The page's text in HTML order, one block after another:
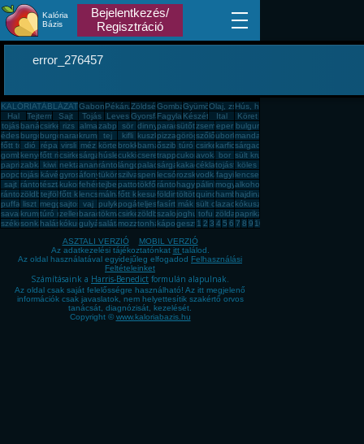
Kalória
Bázis
Bejelentkezés/
Regisztráció
error_276457
KALÓRIATÁBLÁZATGabona, mag, örlemény
Pékáru, édesség, sütemény, rágcsa, tészta
Zöldség, fűszer
GombaGyümölcsOlaj, zsíradékHús, húskészítmény
Hal
TejtermékSajt Tojás Leves Gyorsfagyasztott, dobozos, konzerv étel
Fagylalt, jégkrém
Készétel Ital
Köret
tojás banáncsirkemell
rizs alma zabpehely
sör dinnyeparadicsom
sütőtökzsemleeper bulgur
édesburgonya
burgonyaburgonyanarancskrumplitej kifli kuszkusz
pizzagörögdinnye
szőlőuborkamandarin
főtt tojás
dió répa virsli méz körte brokkolibarnarizsőszibarack
túró csirkecomb
karfiolsárgadinnye
gombakenyérfőtt rizscsirkemájsárgarépa
húslevescukkinicseresznyetrappista sajt
cukoravokádó
bor sült krumpli
paprikazabkása
kiwi nektarinananászrántott hús
lángospalacsintasárgabarack
kakaós csiga
céklatojásfehérje
köles
popcorntojásrántotta
kávégyrosáfonyatükörtojás
szilvaspenótlecsórozskenyér
vodkafagyi lencse
sajt rántott csirkemell
tésztakukoricafehér kenyér
tejbegrízpattogatott kukorica
tökfőzelék
rántottahagymapálinkamogyoróalkohol
rántott sajt
zöldbabtejfölfőtt kukorica
lencsefőzelék
málnafőtt krumpli
kesudióföldimogyoró
töltött káposzta
quinoahamburger
hajdina
puffasztott rizs
liszt meggysajtos pogácsa
vaj pulykamell
pogácsateljes kiőrlésû kenyér
fasírt mák sült csirkecomb
lazackókuszzsír
savanyú káposzta
krumplipüré
túró rudizellerbaracktökmagcsirkemell sonka
zöldbabfőzelék
szalonnajoghurttofu zöldalmapaprikás krumpli
székelykáposzta
sonkahalászlékókuszreszelék
gulyásleves
salátamozzarella
tonhalkáposztagesztenye
1 2 3 4 5 6 7 8 9 10
ASZTALI VERZIÓ
MOBIL VERZIÓ
Az adatkezelési tájékoztatónkat itt találod.
Az oldal használatával egyidejűleg elfogadod Felhasználási
Feltételeinket
Számításaink a Harris-Benedict formulán alapulnak.
Az oldal csak saját felelősségre használható! Az itt megjelenő
információk csak javaslatok, nem helyettesítik szakértő orvos
tanácsát, diagnózisát, kezelését.
Copyright © www.kaloriabazis.hu